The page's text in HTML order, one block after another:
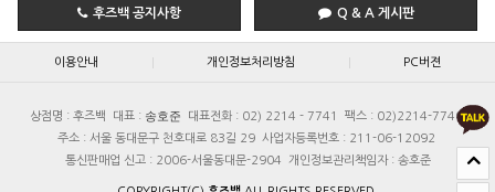
후즈백 공지사항 Q & A 게시판
이용안내 | 개인정보처리방침 | PC버젼
상점명 : 후즈백 대표 : 송호준 대표전화 : 02) 2214 - 7741
팩스 : 02)2214-7740
주소 : 서울 동대문구 천호대로 83길 29 사업자등록번호 : 211-06-12092
통신판매업 신고 : 2006-서울동대문-2904
개인정보관리책임자 : 송호준